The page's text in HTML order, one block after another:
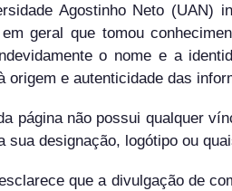
Agostinho Neto (UAN)
geral que tomou
o nome e a
origem e autenticidade das
página não possui qualquer
sua designação, logótipo ou
que a divulgação de